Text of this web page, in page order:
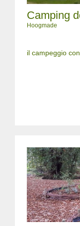
Camping
Hoogmade
il campeggio